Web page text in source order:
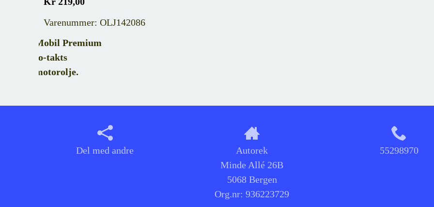
Varenummer: OLJ142086
Mobil Premium
to-takts
motorolje.
Del med andre
Autorek
Minde Allé 26B
5068 Bergen
Org.nr:936223729
55298970